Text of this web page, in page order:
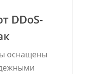
DDoS-
оснащены